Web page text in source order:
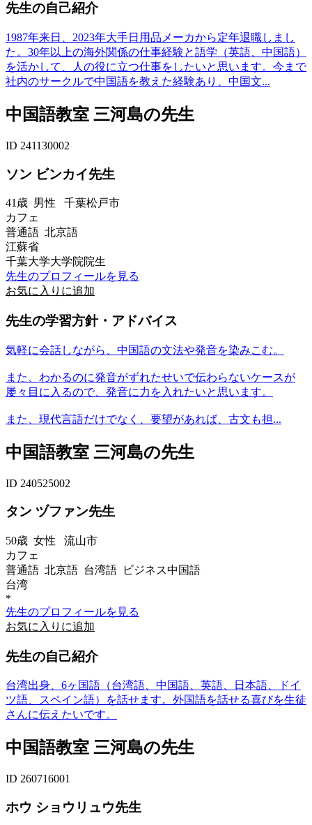
先生の自己紹介
1987年来日、2023年大手日用品メーカから定年退職しまし
た。30年以上の海外関係の仕事経験と語学（英語、中国語）
を活かして、人の役に立つ仕事をしたいと思います。今まで
社内のサークルで中国語を教えた経験あり、中国文...
中国語教室 三河島の先生
ID 241130002
ソン ビンカイ先生
41歳 男性 千葉松戸市
カフェ
普通語 北京語
江蘇省
千葉大学大学院院生
先生のプロフィールを見る
お気に入りに追加
先生の学習方針・アドバイス
気軽に会話しながら、中国語の文法や発音を染みこむ。
また、わかるのに発音がずれたせいで伝わらないケースが
屡々目に入るので、発音に力を入れたいと思います。
また、現代言語だけでなく、要望があれば、古文も担...
中国語教室 三河島の先生
ID 240525002
タン ヅファン先生
50歳 女性 流山市
カフェ
普通語 北京語 台湾語 ビジネス中国語
台湾
*
先生のプロフィールを見る
お気に入りに追加
先生の自己紹介
台湾出身、6ヶ国語（台湾語、中国語、英語、日本語、ドイ
ツ語、スペイン語）を話せます。外国語を話せる喜びを生徒
さんに伝えたいです。
中国語教室 三河島の先生
ID 260716001
ホウ ショウリュウ先生